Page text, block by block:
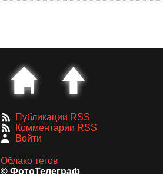
Публикации RSS
Комментарии RSS
Войти
Облако тегов
© ФотоТелеграф